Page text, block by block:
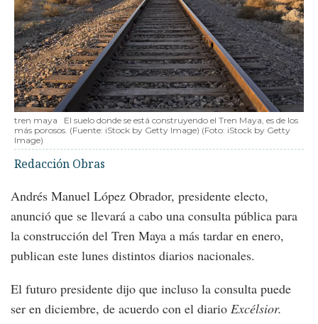
tren maya
El suelo donde se está construyendo el Tren Maya, es de los
más porosos. (Fuente: iStock by Getty Image) (Foto: iStock by Getty
Image)
Redacción Obras
Andrés Manuel López Obrador, presidente electo,
anunció que se llevará a cabo una consulta pública para
la construcción del Tren Maya a más tardar en enero,
publican este lunes distintos diarios nacionales.
El futuro presidente dijo que incluso la consulta puede
ser en diciembre, de acuerdo con el diario Excélsior.